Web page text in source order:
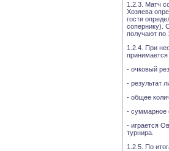
1.2.3. Матч
Хозяева
гости
сопернику).
получают по
1.2.4. При
принимается
- очковый
- результат
- общее
- суммарное
- играется
турнира.
1.2.5. По